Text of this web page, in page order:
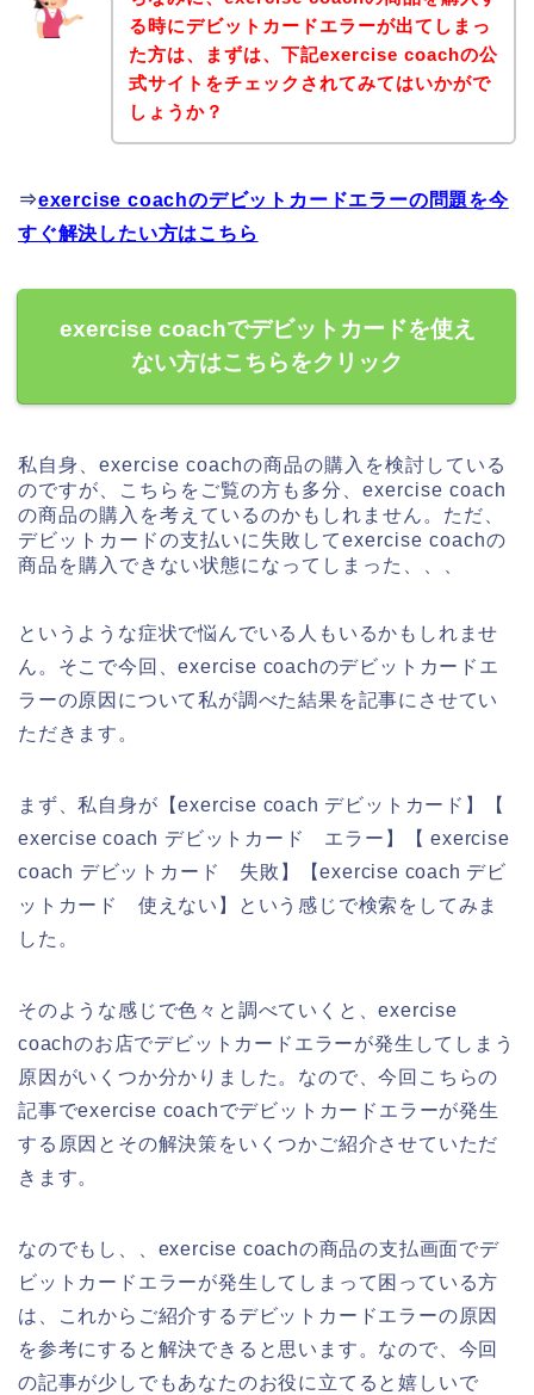
る時にデビットカードエラーが出てしまっ
た方は、まずは、下記exercise coachの公
式サイトをチェックされてみてはいかがで
しょうか？
⇒exercise coachのデビットカードエラーの問題を今
すぐ解決したい方はこちら
exercise coachでデビットカードを使え
ない方はこちらをクリック
私自身、exercise coachの商品の購入を検討している
のですが、こちらをご覧の方も多分、exercise coach
の商品の購入を考えているのかもしれません。ただ、
デビットカードの支払いに失敗してexercise coachの
商品を購入できない状態になってしまった、、、
というような症状で悩んでいる人もいるかもしれませ
ん。そこで今回、exercise coachのデビットカードエ
ラーの原因について私が調べた結果を記事にさせてい
ただきます。
まず、私自身が【exercise coach デビットカード】【
exercise coach デビットカード エラー】【 exercise
coach デビットカード 失敗】【exercise coach デビ
ットカード 使えない】という感じで検索をしてみま
した。
そのような感じで色々と調べていくと、exercise
coachのお店でデビットカードエラーが発生してしまう
原因がいくつか分かりました。なので、今回こちらの
記事でexercise coachでデビットカードエラーが発生
する原因とその解決策をいくつかご紹介させていただ
きます。
なのでもし、、exercise coachの商品の支払画面でデ
ビットカードエラーが発生してしまって困っている方
は、これからご紹介するデビットカードエラーの原因
を参考にすると解決できると思います。なので、今回
の記事が少しでもあなたのお役に立てると嬉しいで